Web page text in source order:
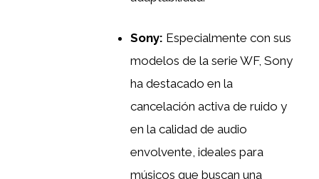
Sony: Especialmente con sus
modelos de la serie WF, Sony
ha destacado en la
cancelación activa de ruido y
en la calidad de audio
envolvente, ideales para
músicos que buscan una